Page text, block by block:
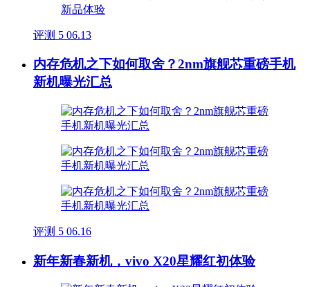
评测 5 06.13
内存危机之下如何取舍？2nm旗舰芯重磅手机
新机曝光汇总
评测 5 06.16
新年新春新机，vivo X20星耀红初体验